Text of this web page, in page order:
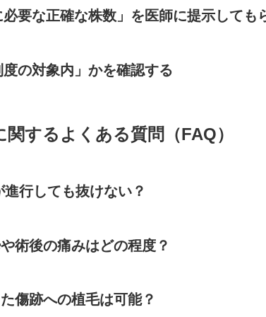
要な正確な株数」を医師に提示しても
の対象内」かを確認する
するよくある質問（FAQ）
行しても抜けない？
術後の痛みはどの程度？
傷跡への植毛は可能？